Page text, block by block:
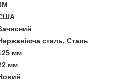
сталь, Сталь
мм
мм